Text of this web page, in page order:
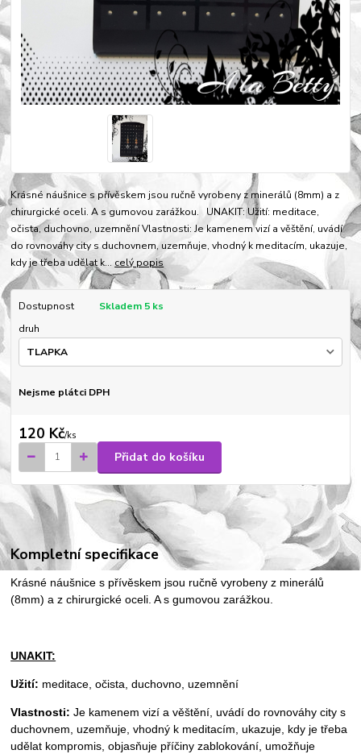
Krásné náušnice s přívěskem jsou ručně vyrobeny z minerálů (8mm) a z
chirurgické oceli. A s gumovou zarážkou. UNAKIT: Užití: meditace,
očista, duchovno, uzemnění Vlastnosti: Je kamenem vizí a věštění, uvádí
do rovnováhy city s duchovnem, uzemňuje, vhodný k meditacím, ukazuje,
kdy je třeba udělat k... celý popis
Dostupnost
Skladem 5 ks
druh
Nejsme plátci DPH
120 Kč/ks
Přidat do košíku
Kompletní specifikace
Krásné náušnice s přívěskem jsou ručně vyrobeny z minerálů
(8mm) a z chirurgické oceli. A s gumovou zarážkou.
UNAKIT:
Užití: meditace, očista, duchovno, uzemnění
Vlastnosti: Je kamenem vizí a věštění, uvádí do rovnováhy city s
duchovnem, uzemňuje, vhodný k meditacím, ukazuje, kdy je třeba
udělat kompromis, objasňuje příčiny zablokování, umožňuje